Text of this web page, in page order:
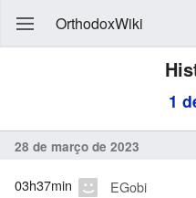
OrthodoxWiki
1
28 de março de 2023
EGobi
03h37min